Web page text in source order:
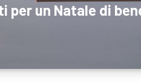
per un Natale di